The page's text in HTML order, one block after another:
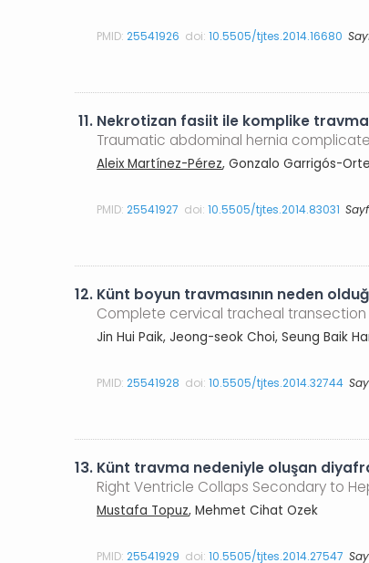
PMID:25541926 doi:10.5505/tjtes.2014.16680
11. Nekrotizan fasiit ile komplike
Traumatic abdominal hernia
Aleix Martínez-Pérez, Gonzalo Garrigós-
PMID:25541927 doi:10.5505/tjtes.2014.83031
12. Künt boyun travmasının neden
Complete cervical tracheal
Jin Hui Paik, Jeong-seok Choi, Seung Baik
PMID:25541928 doi:10.5505/tjtes.2014.32744
13. Künt travma nedeniyle oluşan
Right Ventricle Collaps Secondary to
Mustafa Topuz, Mehmet Cihat Ozek
PMID:25541929 doi:10.5505/tjtes.2014.27547